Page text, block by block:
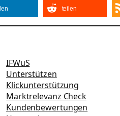
teilen
IFWuS
Unterstützen
Klickunterstützung
Marktrelevanz Check
Kundenbewertungen